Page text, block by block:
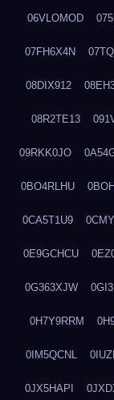
06VLOMOD
07FH6X4N
08DIX912
08R2TE13
09RKK0JO
0BO4RLHU
0CA5T1U9
0E9GCHCU
0G363XJW
0H7Y9RRM
0IM5QCNL
0JX5HAPI